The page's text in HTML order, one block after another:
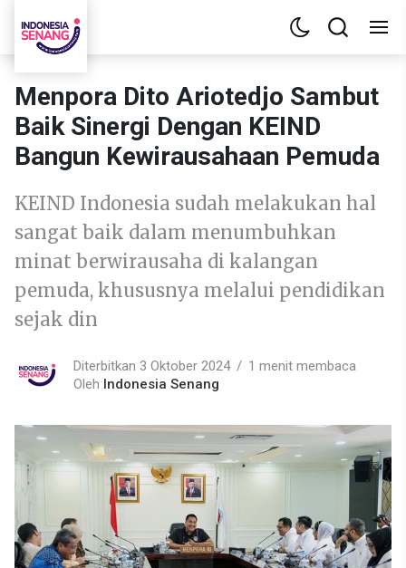
Menpora Dito Ariotedjo Sambut
Baik Sinergi Dengan KEIND
Bangun Kewirausahaan Pemuda
KEIND Indonesia sudah melakukan hal
sangat baik dalam menumbuhkan
minat berwirausaha di kalangan
pemuda, khususnya melalui pendidikan
sejak din
Diterbitkan 3 Oktober 2024
1 menit membaca
Oleh Indonesia Senang